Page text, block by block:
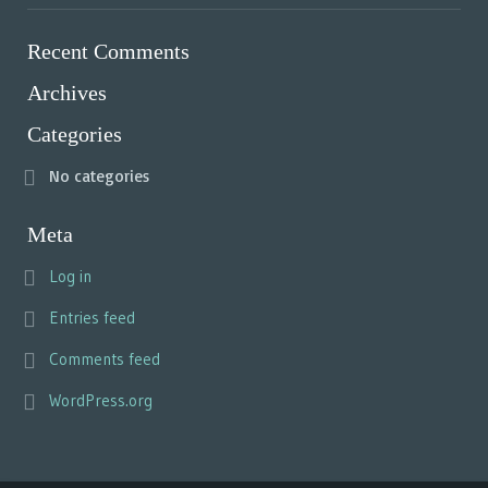
Recent Comments
Archives
Categories
No categories
Meta
Log in
Entries feed
Comments feed
WordPress.org